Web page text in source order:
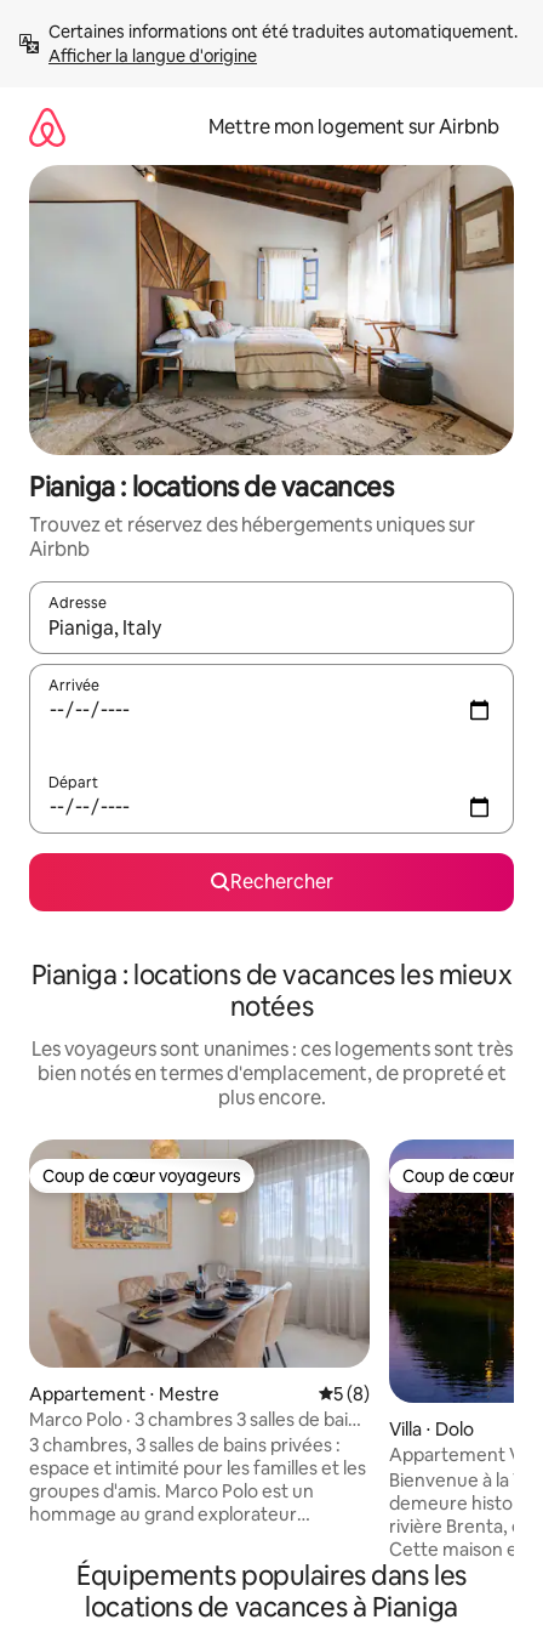
directement
Afficher la langue d'origine
Mettre mon logement sur Airbnb
Pianiga : locations de vacances
Trouvez et réservez des hébergements uniques sur
Airbnb
Adresse
Lorsque les résultats s'affichent, utilisez les flèches vers le
Arrivée
Départ
Rechercher
Pianiga : locations de vacances les mieux
notées
Les voyageurs sont unanimes : ces logements sont très
bien notés en termes d'emplacement, de propreté et
plus encore.
Coup de cœur voyageurs
Coup de cœur voyageurs
Appartement ⋅ Mestre Évaluation moyenne sur
5 (8)
Marco Polo · 3 chambres 3 salles de bains
à 15 min de Venise
3 chambres, 3 salles de bains privées :
espace et intimité pour les familles et les
groupes d'amis. Marco Polo est un
hommage au grand explorateur
de la terre cuite comme les épices de
l'Orient, une carte du monde ancienne.
Chaque chambre dispose d'une salle de
Coup de cœur
Coup de cœur
Villa ⋅ Dolo
Appartement
de Venise
Bienvenue à la
demeure
rivière Brenta,
Cette maison est
années de
passion et
transformer en
Équipements populaires dans les
locations de vacances à Pianiga